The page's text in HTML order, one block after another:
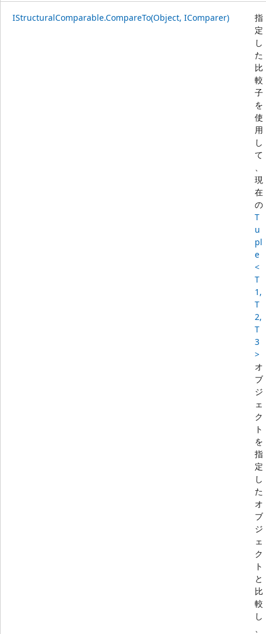
IStructuralComparable.CompareTo(Object, IComparer)
指
定
し
た
比
較
子
を
使
用
し
て
現
在
の
T
u
pl
e
<
T
1,
T
2,
T
3
>
オ
ブ
ジ
ェ
ク
ト
を
指
定
し
た
オ
ブ
ジ
ェ
ク
ト
と
比
較
し